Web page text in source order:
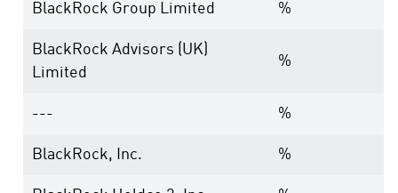
BlackRock Group Limited %
BlackRock Advisors (UK)
Limited
%
--- %
BlackRock, Inc. %